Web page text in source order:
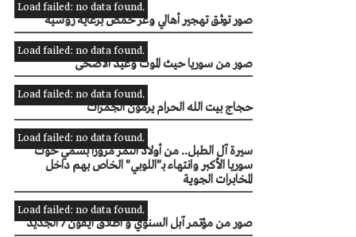
Load failed: no data found.
صور توثق تهجير أهالي وعر حمص برعاية روسية
Load failed: no data found.
صور من سوريا حيث الموت وعيد الأضحى
Load failed: no data found.
حجاج بيت الله الحرام يرمون الجمرات
Load failed: no data found.
سيرة آل الطبل.. من أولاد النمر مرورا بسمي حوت
سوريا الأكبر وانتهاء بـ"اللوبي" الخاص بهم داخل
المخابرات الجوية
Load failed: no data found.
صور من مؤتمر آبل السنوي و اطلاق آيفون 7 الجديد